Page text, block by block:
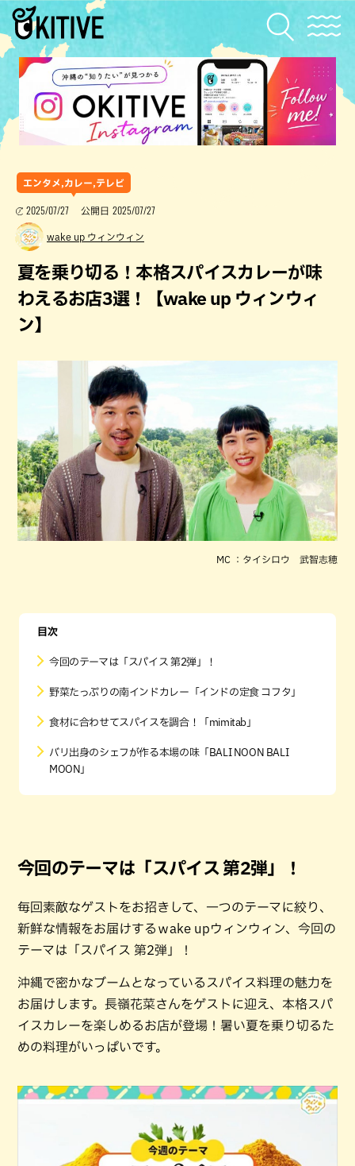
エンタメ,カレー,テレビ
2025/07/27 公開日 2025/07/27
wake up ウィンウィン
夏を乗り切る！本格スパイスカレーが味
わえるお店3選！【wake up ウィンウィ
ン】
MC ：タイシロウ 武智志穂
目次
今回のテーマは「スパイス 第2弾」！
野菜たっぷりの南インドカレー「インドの定食 コフタ」
食材に合わせてスパイスを調合！「mimitab」
バリ出身のシェフが作る本場の味「BALI NOON BALI
MOON」
今回のテーマは「スパイス 第2弾」！
毎回素敵なゲストをお招きして、一つのテーマに絞り、
新鮮な情報をお届けするｗake upウィンウィン、今回の
テーマは「スパイス 第2弾」！
沖縄で密かなブームとなっているスパイス料理の魅力を
お届けします。長嶺花菜さんをゲストに迎え、本格スパ
イスカレーを楽しめるお店が登場！暑い夏を乗り切るた
めの料理がいっぱいです。